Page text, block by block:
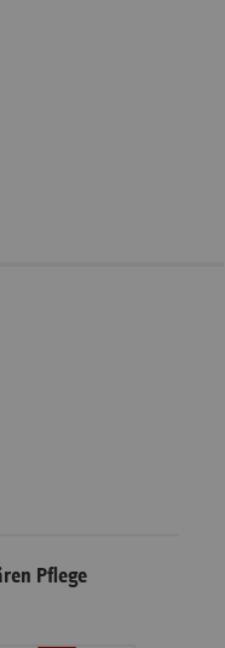
Pflege